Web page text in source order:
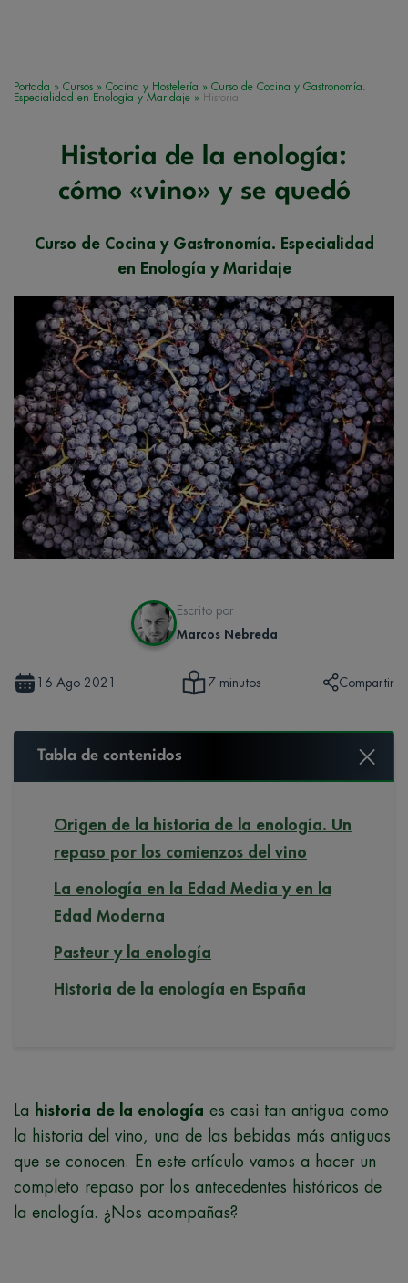
Portada » Cursos » Cocina y Hostelería » Curso de Cocina y Gastronomía.
Especialidad en Enología y Maridaje » Historia
Historia de la enología:
cómo «vino» y se quedó
Curso de Cocina y Gastronomía. Especialidad
en Enología y Maridaje
Escrito por
Marcos Nebreda
16 Ago 2021 7 minutos Compartir
Tabla de contenidos
Origen de la historia de la enología. Un
repaso por los comienzos del vino
La enología en la Edad Media y en la
Edad Moderna
Pasteur y la enología
Historia de la enología en España
La historia de la enología es casi tan antigua como
la historia del vino, una de las bebidas más antiguas
que se conocen. En este artículo vamos a hacer un
completo repaso por los antecedentes históricos de
la enología. ¿Nos acompañas?